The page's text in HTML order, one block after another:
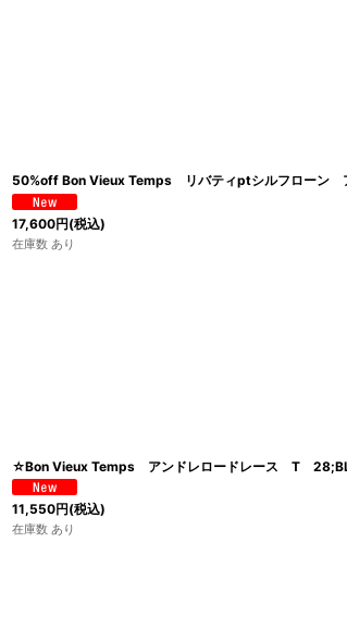
50%off Bon Vieux Temps リバティptシルフロー
17,600円(税込)
在庫数 あり
☆Bon Vieux Temps アンドレロードレース T
11,550円(税込)
在庫数 あり